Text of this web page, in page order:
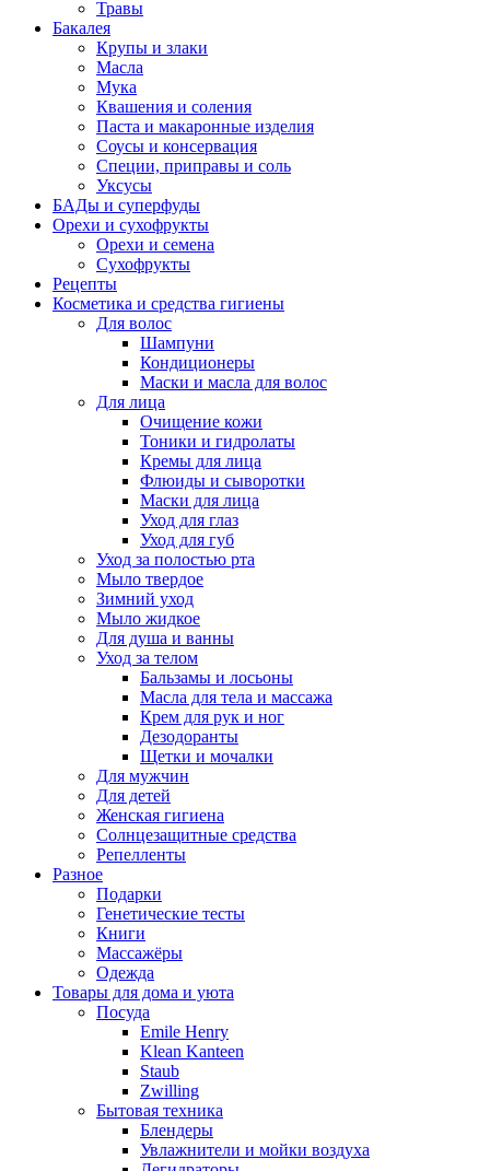
Травы
Бакалея
Крупы и злаки
Масла
Мука
Квашения и соления
Паста и макаронные изделия
Соусы и консервация
Специи, приправы и соль
Уксусы
БАДы и суперфуды
Орехи и сухофрукты
Орехи и семена
Сухофрукты
Рецепты
Косметика и средства гигиены
Для волос
Шампуни
Кондиционеры
Маски и масла для волос
Для лица
Очищение кожи
Тоники и гидролаты
Кремы для лица
Флюиды и сыворотки
Маски для лица
Уход для глаз
Уход для губ
Уход за полостью рта
Мыло твердое
Зимний уход
Мыло жидкое
Для душа и ванны
Уход за телом
Бальзамы и лосьоны
Масла для тела и массажа
Крем для рук и ног
Дезодоранты
Щетки и мочалки
Для мужчин
Для детей
Женская гигиена
Солнцезащитные средства
Репелленты
Разное
Подарки
Генетические тесты
Книги
Массажёры
Одежда
Товары для дома и уюта
Посуда
Emile Henry
Klean Kanteen
Staub
Zwilling
Бытовая техника
Блендеры
Увлажнители и мойки воздуха